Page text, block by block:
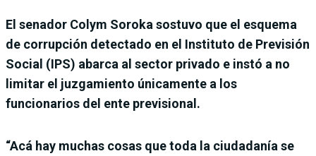
El senador Colym Soroka sostuvo que el esquema
de corrupción detectado en el Instituto de Previsión
Social (IPS) abarca al sector privado e instó a no
limitar el juzgamiento únicamente a los
funcionarios del ente previsional.
“Acá hay muchas cosas que toda la ciudadanía se